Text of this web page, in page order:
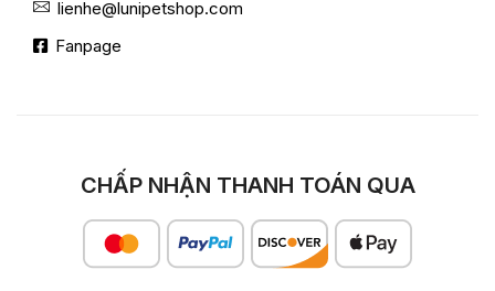
lienhe@lunipetshop.com
Fanpage
CHẤP NHẬN THANH TOÁN QUA